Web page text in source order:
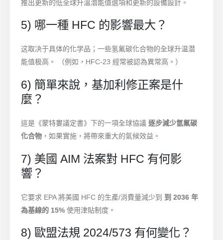
推出更新的低全球升溫潛能值選項和更新的設備設計。
5) 哪一種 HFC 的影響最大？
这取决于具体的化学品；一些氢氟碳化合物的全球升温潜
能值极高。 （例如，HFC-23 經常被認為異常高。）
6) 簡單來說，基加利修正案是什
麼？
這是《蒙特婁議定書》下的一項全球協議逐步減少氫氟碳
化合物 ，如果實施，將帶來重大的氣候效益。
7) 美國 AIM 法案對 HFC 有何影
響？
它要求 EPA 將美國 HFC 的生產/消費量減少到 到 2036 年
為基線的 15% 使用津貼制度。
8) 歐盟法規 2024/573 有何變化？